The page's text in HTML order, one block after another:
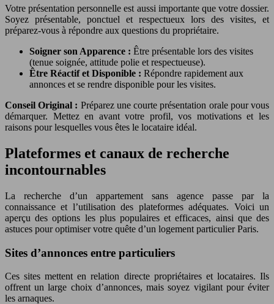
Votre présentation personnelle est aussi importante que votre dossier.
Soyez présentable, ponctuel et respectueux lors des visites, et
préparez-vous à répondre aux questions du propriétaire.
Soigner son Apparence : Être présentable lors des visites
(tenue soignée, attitude polie et respectueuse).
Être Réactif et Disponible : Répondre rapidement aux
annonces et se rendre disponible pour les visites.
Conseil Original : Préparez une courte présentation orale pour vous
démarquer. Mettez en avant votre profil, vos motivations et les
raisons pour lesquelles vous êtes le locataire idéal.
Plateformes et canaux de recherche
incontournables
La recherche d’un appartement sans agence passe par la
connaissance et l’utilisation des plateformes adéquates. Voici un
aperçu des options les plus populaires et efficaces, ainsi que des
astuces pour optimiser votre quête d’un logement particulier Paris.
Sites d’annonces entre particuliers
Ces sites mettent en relation directe propriétaires et locataires. Ils
offrent un large choix d’annonces, mais soyez vigilant pour éviter
les arnaques.